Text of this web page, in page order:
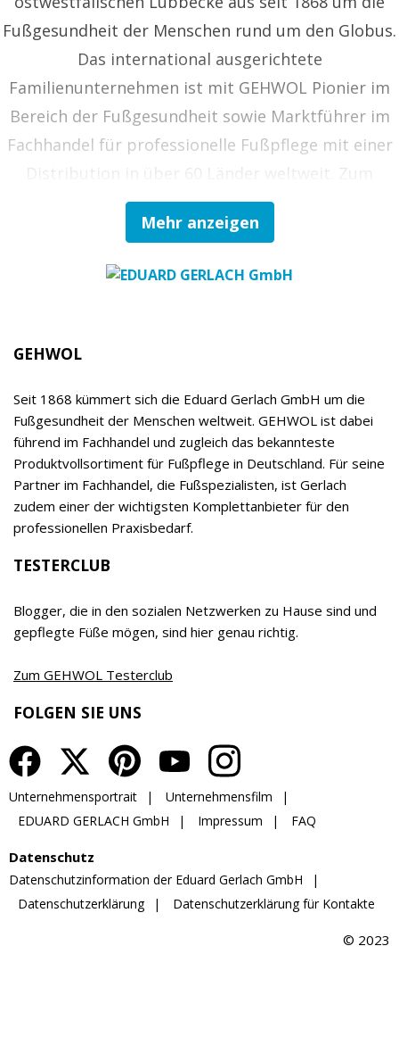
Mehr anzeigen
Fußgesundheit der Menschen rund um den Globus.
Das international ausgerichtete
Familienunternehmen ist mit GEHWOL Pionier im
Bereich der Fußgesundheit sowie Marktführer im
Fachhandel für professionelle Fußpflege mit einer
Distribution in über 60 Länder weltweit. Zum
Vollsortiment gehören Kosmetika,
Medizinprodukte und Arzneimittel zur Fußpflege
sowie in Apotheken, aber auch Instrumente,
von Fußpflege- und Podologie-Praxen sowie
der Spezialisierung auf den Fuß, der hohen, auf
eigener Forschung und Entwicklung basierenden
Qualität und dem klaren Vorrang der Wirksamkeit
vor allen anderen Produkteigenschaften ein
relevanter Begeisterungstreiber sowohl für
wird inzwischen bereits in 7. Generation von Timor
Gerlach-von Waldthausen geführt.
EDUARD GERLACH GmbH